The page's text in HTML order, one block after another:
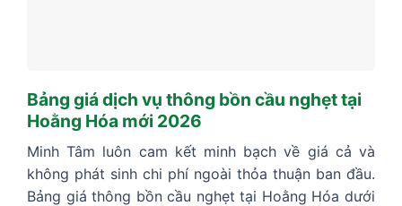
Bảng giá dịch vụ thông bồn cầu nghẹt tại
Hoằng Hóa mới 2026
Minh Tâm luôn cam kết minh bạch về giá cả và
không phát sinh chi phí ngoài thỏa thuận ban đầu.
Bảng giá thông bồn cầu nghẹt tại Hoằng Hóa dưới